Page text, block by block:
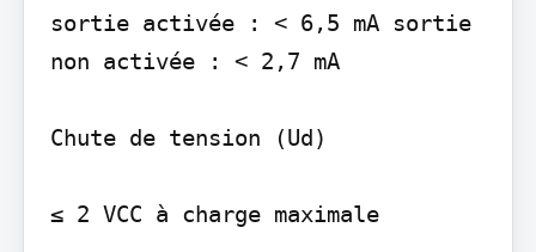
sortie activée : < 6,5 mA sortie
non activée : < 2,7 mA
Chute de tension (Ud)
≤ 2 VCC à charge maximale